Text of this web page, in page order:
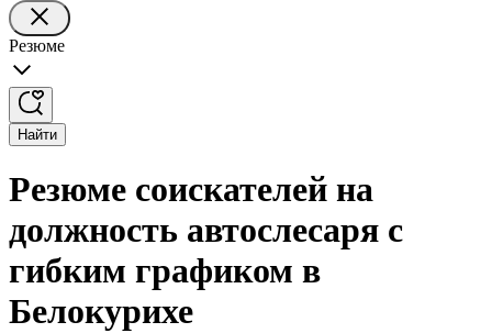
Резюме
Найти
Резюме соискателей на
должность автослесаря с
гибким графиком в
Белокурихе